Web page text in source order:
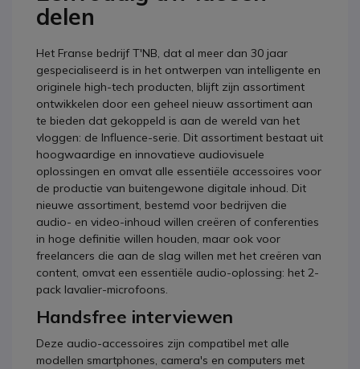
delen
Het Franse bedrijf T'NB, dat al meer dan 30 jaar
gespecialiseerd is in het ontwerpen van intelligente en
originele high-tech producten, blijft zijn assortiment
ontwikkelen door een geheel nieuw assortiment aan
te bieden dat gekoppeld is aan de wereld van het
vloggen: de Influence-serie. Dit assortiment bestaat uit
hoogwaardige en innovatieve audiovisuele
oplossingen en omvat alle essentiële accessoires voor
de productie van buitengewone digitale inhoud. Dit
nieuwe assortiment, bestemd voor bedrijven die
audio- en video-inhoud willen creëren of conferenties
in hoge definitie willen houden, maar ook voor
freelancers die aan de slag willen met het creëren van
content, omvat een essentiële audio-oplossing: het 2-
pack lavalier-microfoons.
Handsfree interviewen
Deze audio-accessoires zijn compatibel met alle
modellen smartphones, camera's en computers met